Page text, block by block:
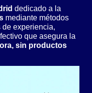
dedicado a la
mediante métodos
de experiencia,
que asegura la
sin productos